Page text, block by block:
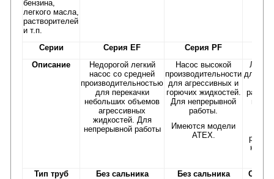
бензина,
легкого масла,
растворителей
и т.п.
Серии
Серия EF Серия PF
Описание
Недорогой легкий
насос со средней
производительностью
для перекачки
небольших объемов
агрессивных
жидкостей. Для
непрерывной работы
Насос высокой
производительности
для агрессивных и
горючих жидкостей.
Для непрерывной
работы.
Имеются модели
АТЕХ.
для
и
Тип труб
Без сальника Без сальника
С